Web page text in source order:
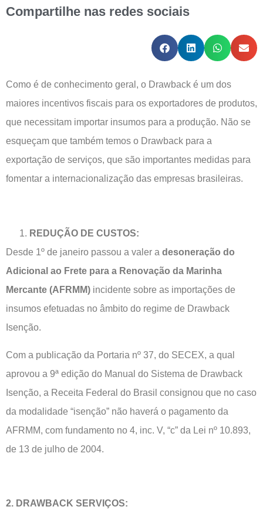
Compartilhe nas redes sociais
Como é de conhecimento geral, o Drawback é um dos
maiores incentivos fiscais para os exportadores de produtos,
que necessitam importar insumos para a produção. Não se
esqueçam que também temos o Drawback para a
exportação de serviços, que são importantes medidas para
fomentar a internacionalização das empresas brasileiras.
REDUÇÃO DE CUSTOS:
Desde 1º de janeiro passou a valer a desoneração do
Adicional ao Frete para a Renovação da Marinha
Mercante (AFRMM) incidente sobre as importações de
insumos efetuadas no âmbito do regime de Drawback
Isenção.
Com a publicação da Portaria nº 37, do SECEX, a qual
aprovou a 9ª edição do Manual do Sistema de Drawback
Isenção, a Receita Federal do Brasil consignou que no caso
da modalidade “isenção” não haverá o pagamento da
AFRMM, com fundamento no 4, inc. V, “c” da Lei nº 10.893,
de 13 de julho de 2004.
2. DRAWBACK SERVIÇOS: